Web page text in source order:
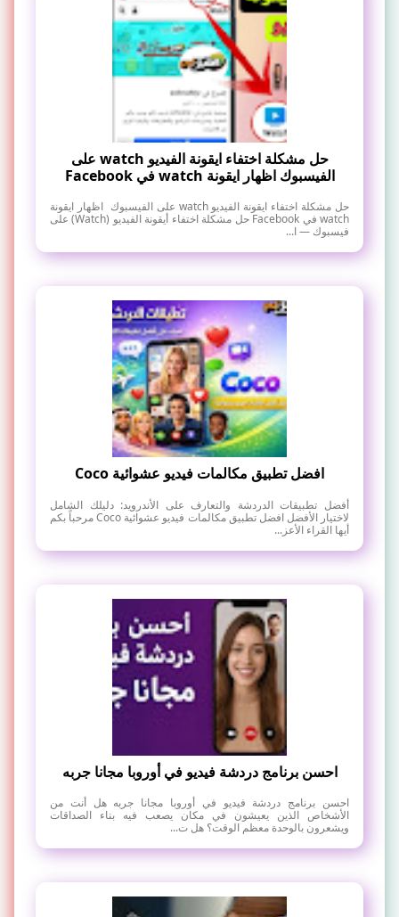
حل مشكلة اختفاء ايقونة الفيديو watch على
الفيسبوك اظهار ايقونة watch في Facebook
حل مشكلة اختفاء ايقونة الفيديو watch على الفيسبوك اظهار ايقونة
watch في Facebook حل مشكلة اختفاء أيقونة الفيديو (Watch) على
فيسبوك — ا...
افضل تطبيق مكالمات فيديو عشوائية Coco
أفضل تطبيقات الدردشة والتعارف على الأندرويد: دليلك الشامل
لاختيار الأفضل افضل تطبيق مكالمات فيديو عشوائية Coco مرحباً بكم
أيها القراء الأعز...
احسن برنامج دردشة فيديو في أوروبا مجانا جربه
احسن برنامج دردشة فيديو في أوروبا مجانا جربه هل أنت من
الأشخاص الذين يعيشون في مكان يصعب فيه بناء الصداقات
ويشعرون بالوحدة معظم الوقت؟ هل ت...